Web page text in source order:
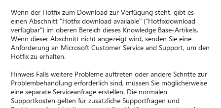
Wenn der Hotfix zum Download zur Verfügung steht, gibt es
einen Abschnitt "Hotfix download available" ("Hotfixdownload
verfügbar") im oberen Bereich dieses Knowledge Base-Artikels.
Wenn dieser Abschnitt nicht angezeigt wird, senden Sie eine
Anforderung an Microsoft Customer Service and Support, um den
Hotfix zu erhalten.
Hinweis Falls weitere Probleme auftreten oder andere Schritte zur
Problembehandlung erforderlich sind, müssen Sie möglicherweise
eine separate Serviceanfrage erstellen. Die normalen
Supportkosten gelten für zusätzliche Supportfragen und